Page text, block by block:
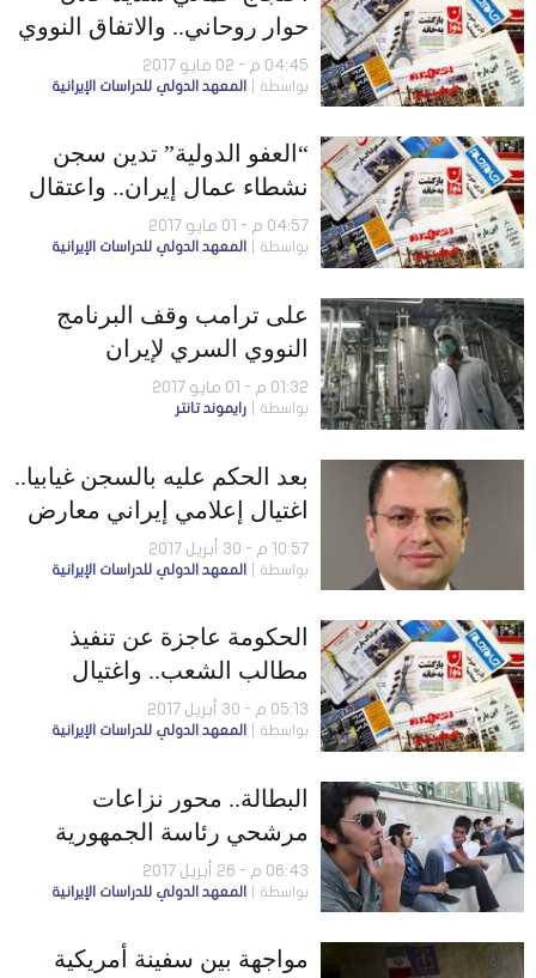
حوار روحاني.. والاتفاق النووي
لم يرفع ظل الحرب عن إيران
04:45 م - 02 مايو 2017
بواسطة المعهد الدولي للدراسات الإيرانية
“العفو الدولية” تدين سجن
نشطاء عمال إيران.. واعتقال
إيراني بتركيا هرب أجزاء
صاروخ
04:57 م - 01 مايو 2017
بواسطة المعهد الدولي للدراسات الإيرانية
على ترامب وقف البرنامج
النووي السري لإيران
01:32 م - 01 مايو 2017
بواسطة رايموند تانتر
بعد الحكم عليه بالسجن غيابيا..
اغتيال إعلامي إيراني معارض
في إسطنبول
10:57 م - 30 أبريل 2017
بواسطة المعهد الدولي للدراسات الإيرانية
الحكومة عاجزة عن تنفيذ
مطالب الشعب.. واغتيال
معارض إيراني في تركيا
05:13 م - 30 أبريل 2017
بواسطة المعهد الدولي للدراسات الإيرانية
البطالة.. محور نزاعات
مرشحي رئاسة الجمهورية
06:43 م - 26 أبريل 2017
بواسطة المعهد الدولي للدراسات الإيرانية
مواجهة بين سفينة أمريكية